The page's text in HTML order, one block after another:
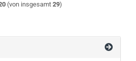
(von insgesamt 29)